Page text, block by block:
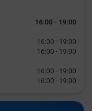
16:00 - 19:00
16:00 - 19:00
16:00 - 19:00
16:00 - 19:00
16:00 - 19:00